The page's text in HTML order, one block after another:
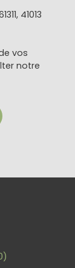
41013
vos
notre